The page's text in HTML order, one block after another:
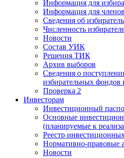
Информация для
Информация для
Сведения об
Численность
Новости
Состав УИК
Решения ТИК
Архив выборов
Сведения о
избирательных фондов
Проверка 2
Инвесторам
Инвестиционный
Основные
(планируемые к
Реестр
Нормативно-правовые
Новости